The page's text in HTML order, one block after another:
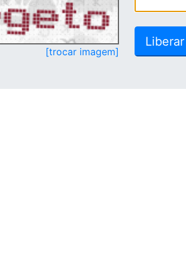
[trocar imagem]